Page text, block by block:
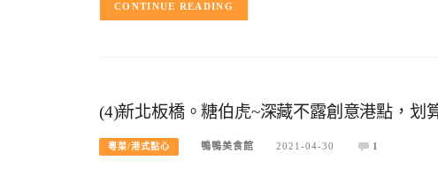
CONTINUE READING
(4)新北板橋。糖伯虎~深藏不露創意港點，划
粵菜/港式點心 鴨鴨美食館 2021-04-30 1